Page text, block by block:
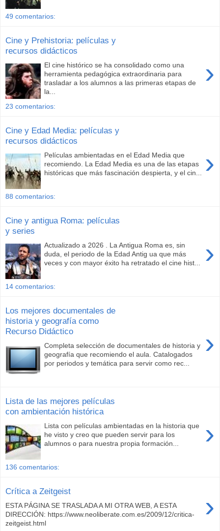
49 comentarios:
Cine y Prehistoria: películas y
recursos didácticos
›
El cine histórico se ha consolidado como una
herramienta pedagógica extraordinaria para
trasladar a los alumnos a las primeras etapas de
la...
23 comentarios:
Cine y Edad Media: películas y
recursos didácticos
›
Películas ambientadas en el Edad Media que
recomiendo. La Edad Media es una de las etapas
históricas que más fascinación despierta, y el cin...
88 comentarios:
Cine y antigua Roma: películas
y series
›
Actualizado a 2026 . La Antigua Roma es, sin
duda, el periodo de la Edad Antig ua que más
veces y con mayor éxito ha retratado el cine hist...
14 comentarios:
Los mejores documentales de
historia y geografía como
Recurso Didáctico
›
Completa selección de documentales de historia y
geografía que recomiendo el aula. Catalogados
por periodos y temática para servir como rec...
Lista de las mejores películas
con ambientación histórica
›
Lista con películas ambientadas en la historia que
he visto y creo que pueden servir para los
alumnos o para nuestra propia formación...
136 comentarios:
Crítica a Zeitgeist ›
ESTA PÁGINA SE TRASLADA A MI OTRA WEB, A ESTA
DIRECCIÓN: https://www.neoliberate.com.es/2009/12/critica-
zeitgeist.html